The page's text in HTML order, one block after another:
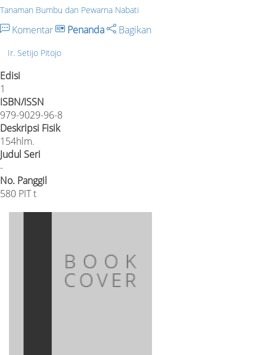
Tanaman Bumbu dan Pewarna Nabati
Komentar Penanda Bagikan
Ir. Setijo Pitojo
Edisi
1
ISBN/ISSN
979-9029-96-8
Deskripsi Fisik
154hlm.
Judul Seri
-
No. Panggil
580 PIT t